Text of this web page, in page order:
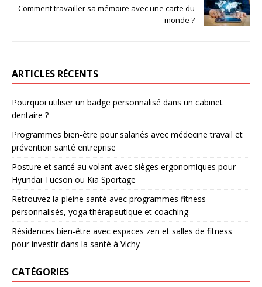
Comment travailler sa mémoire avec une carte du
monde ?
ARTICLES RÉCENTS
Pourquoi utiliser un badge personnalisé dans un cabinet
dentaire ?
Programmes bien-être pour salariés avec médecine travail et
prévention santé entreprise
Posture et santé au volant avec sièges ergonomiques pour
Hyundai Tucson ou Kia Sportage
Retrouvez la pleine santé avec programmes fitness
personnalisés, yoga thérapeutique et coaching
Résidences bien-être avec espaces zen et salles de fitness
pour investir dans la santé à Vichy
CATÉGORIES